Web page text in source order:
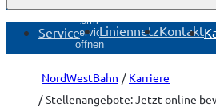
Service
Untermenü
Service
öffnen
LiniennetzKontakt
NordWestBahn
Karriere
Stellenangebote: Jetzt online